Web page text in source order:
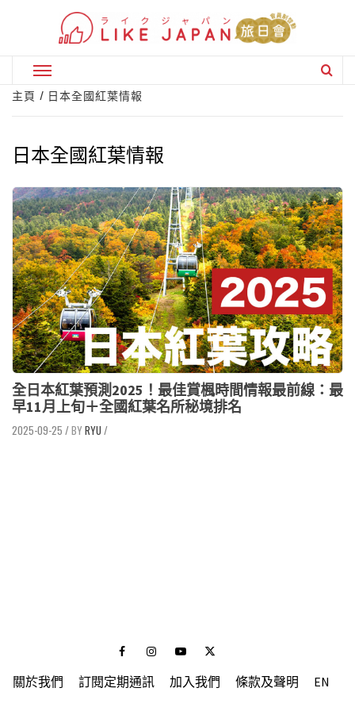
Primary
Menu
主頁 日本全國紅葉情報
日本全國紅葉情報
全日本紅葉預測2025！最佳賞楓時間情報最前線：最
早11月上旬＋全國紅葉名所秘境排名
2025-09-25 / RYU /
FacebookInstagramYoutubeTwitter
關於我們 訂閱定期通訊 加入我們 條款及聲明 EN